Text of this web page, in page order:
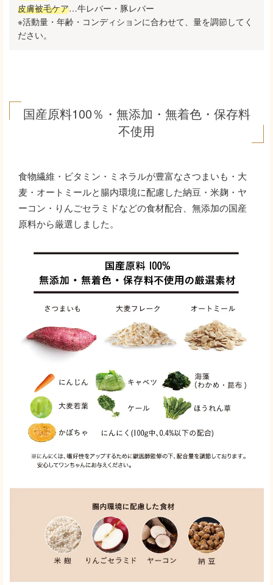
皮膚被毛ケア…牛レバー・豚レバー
※活動量・年齢・コンディションに合わせて、量を調節してく
ださい。
国産原料100％・無添加・無着色・保存料
不使用
食物繊維・ビタミン・ミネラルが豊富なさつまいも・大
麦・オートミールと腸内環境に配慮した納豆・米麹・ヤ
ーコン・りんごセラミドなどの食材配合、無添加の国産
原料から厳選しました。